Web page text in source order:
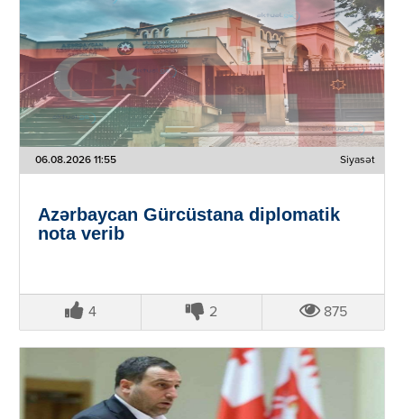
06.08.2026 11:55 Siyasət
Azərbaycan Gürcüstana diplomatik
nota verib
4 2 875